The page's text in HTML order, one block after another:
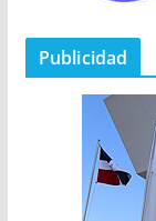
Publicidad